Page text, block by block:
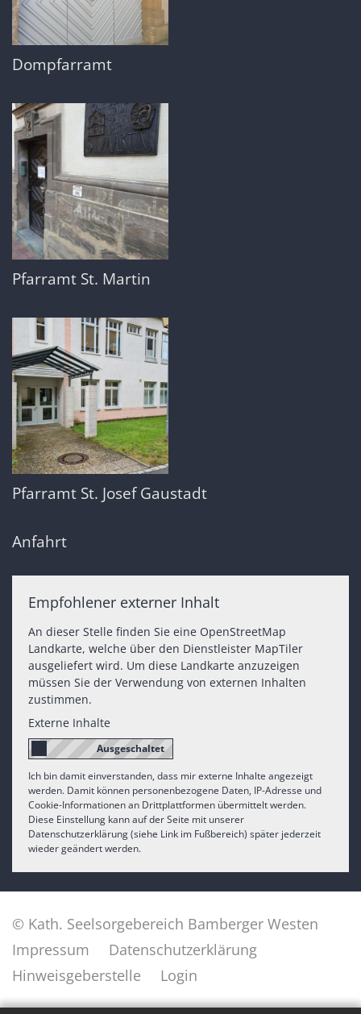
Dompfarramt
Pfarramt St. Martin
Pfarramt St. Josef Gaustadt
Anfahrt
Empfohlener externer Inhalt
An dieser Stelle finden Sie eine OpenStreetMap
Landkarte, welche über den Dienstleister MapTiler
ausgeliefert wird. Um diese Landkarte anzuzeigen
müssen Sie der Verwendung von externen Inhalten
zustimmen.
Externe Inhalte
Ich bin damit einverstanden, dass mir externe Inhalte angezeigt
werden. Damit können personenbezogene Daten, IP-Adresse und
Cookie-Informationen an Drittplattformen übermittelt werden.
Diese Einstellung kann auf der Seite mit unserer
Datenschutzerklärung (siehe Link im Fußbereich) später jederzeit
wieder geändert werden.
© Kath. Seelsorgebereich Bamberger Westen
Impressum
Datenschutzerklärung
Hinweisgeberstelle
Login